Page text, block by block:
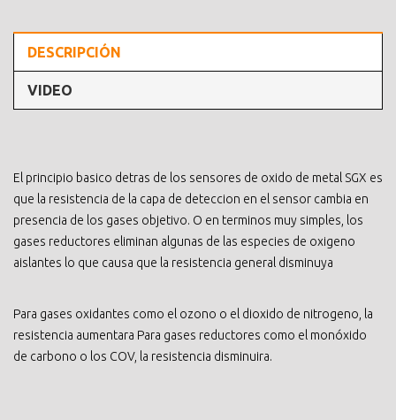
DESCRIPCIÓN
VIDEO
El principio basico detras de los sensores de oxido de metal SGX es
que la resistencia de la capa de deteccion en el sensor cambia en
presencia de los gases objetivo. O en terminos muy simples, los
gases reductores eliminan algunas de las especies de oxigeno
aislantes lo que causa que la resistencia general disminuya
Para gases oxidantes como el ozono o el dioxido de nitrogeno, la
resistencia aumentara Para gases reductores como el monóxido
de carbono o los COV, la resistencia disminuira.